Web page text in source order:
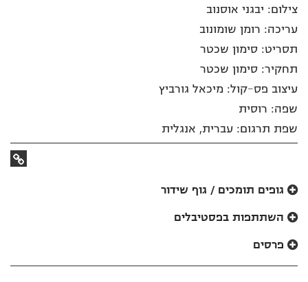
צילום: יבגני אוסנוב
עריכה: רומן שומונוב
תסריט: סימון שכטר
תחקיר: סימון שכטר
עיצוב פס-קול: מיכאל גורביץ
שפה: רוסית
שפת תרגום: עברית, אנגלית
קישור
גופים תומכים / גוף שידור
השתתפות בפסטיבלים
פרסים